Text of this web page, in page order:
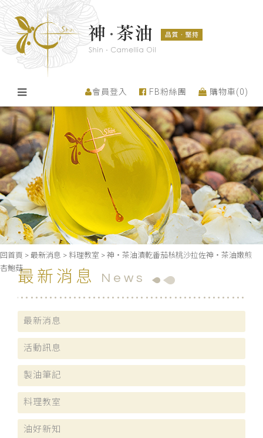
會員登入 FB粉絲團 購物車(0)
回首頁 > 最新消息 > 料理教室 > 神・茶油漬乾番茄核桃沙拉佐神・茶油嫩煎
杏鮑菇最新消息 News
最新消息
活動訊息
製油筆記
料理教室
油好新知